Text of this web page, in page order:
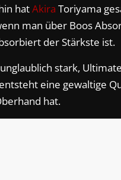
hatAkira Toriyama
man über Boos
der Stärkste ist.
stark,
eine gewaltige
hat.